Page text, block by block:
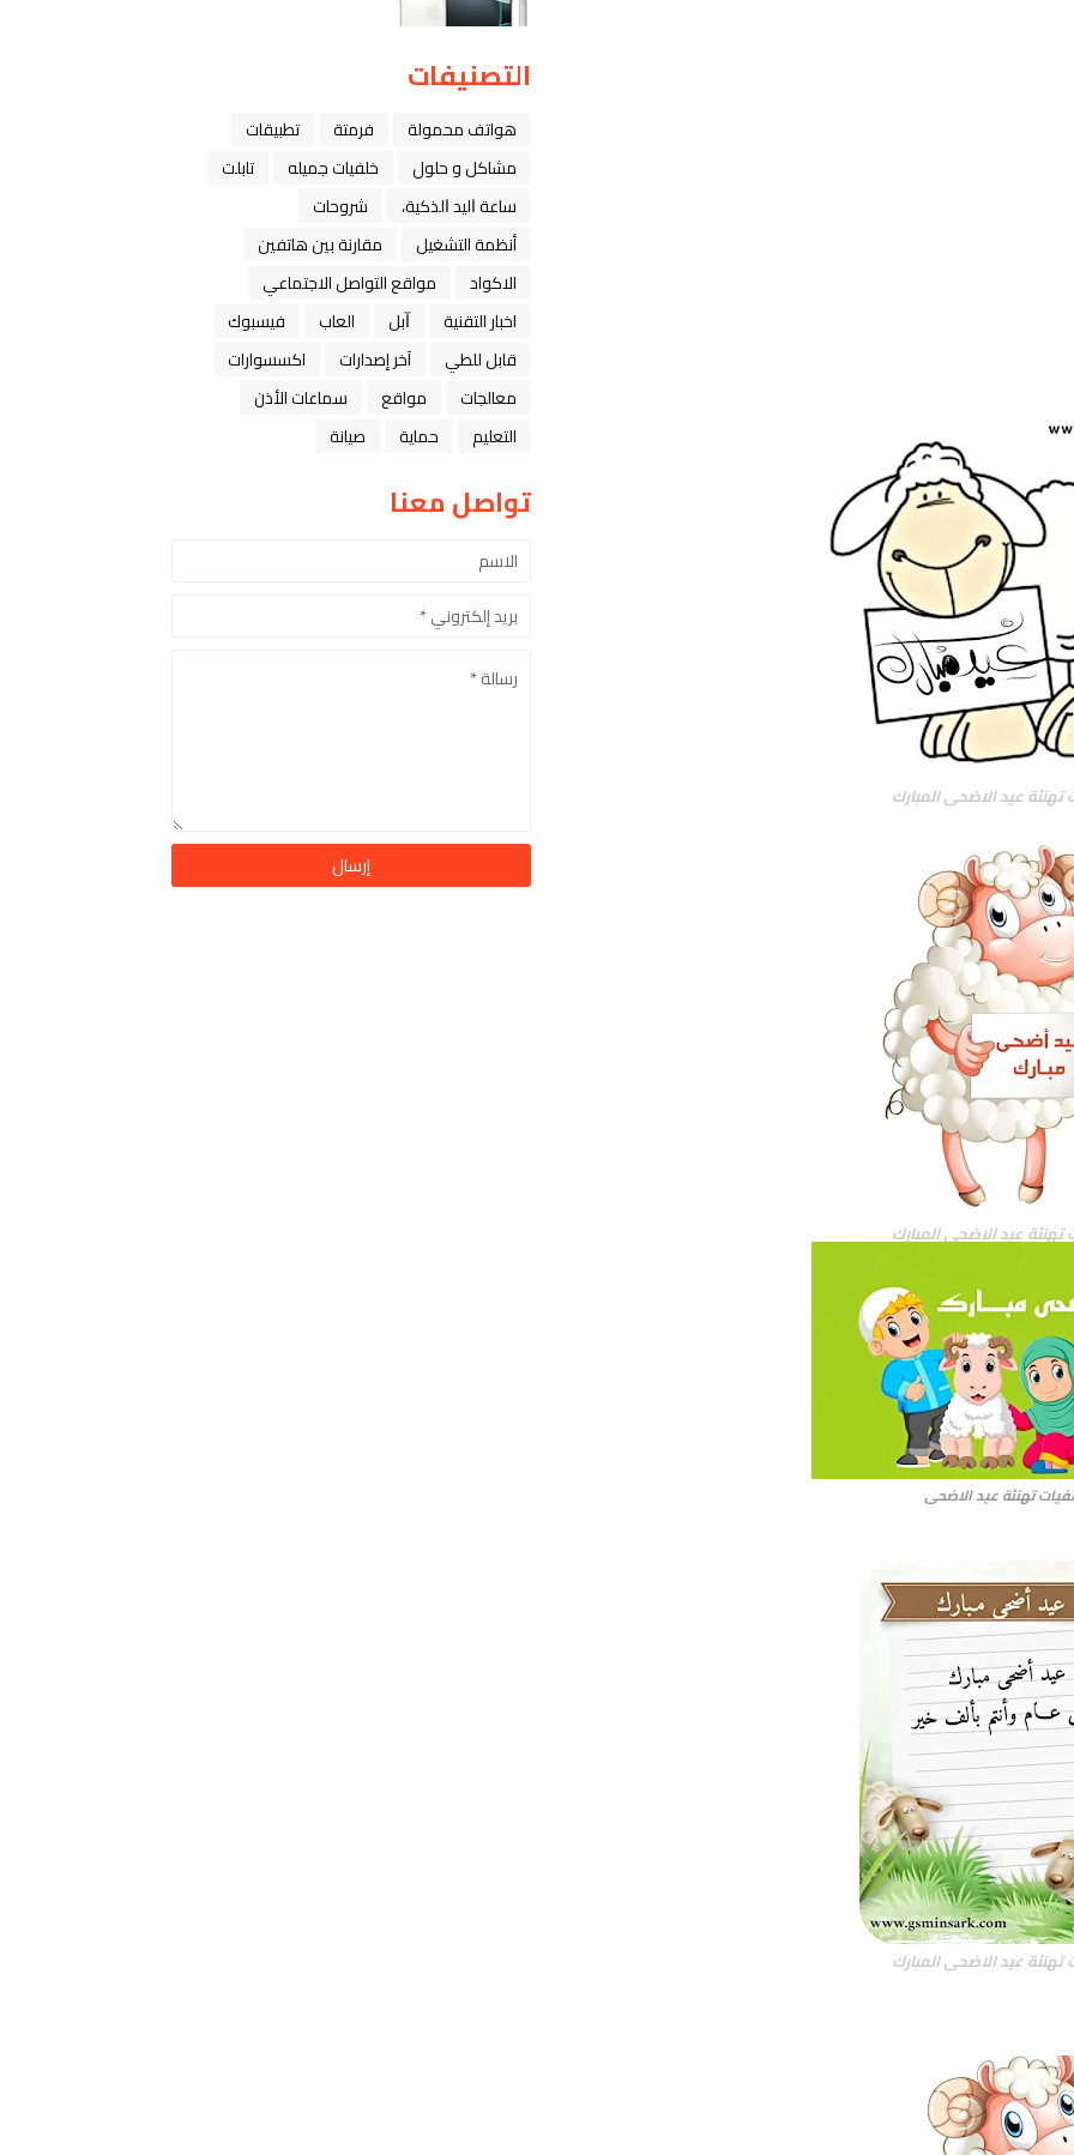
تهنئة عيد الاضحى المبارك
تهنئة عيد الاضحى المبارك
تهنئة عيد الاضحى
تهنئة عيد الاضحى المبارك
التصنيفات
هواتف محمولة فرمتة
تطبيقات
مشاكل و حلول
خلفيات جميله
تابلت
ﺳﺎﻋﺔ ﺍﻟﻴﺪ ﺍﻟﺬﻛﻴﺔ،
شروحات
أنظمة التشغيل
مقارنة بين هاتفين
الاكواد
مواقع التواصل الاجتماعي
اخبار التقنية
ﺁﺑﻞ العاب
فيسبوك
قابل للطي
آخر إصدارات
اكسسوارات
معالجات
مواقع
سماعات الأذن
التعليم
حماية صيانة
تواصل معنا